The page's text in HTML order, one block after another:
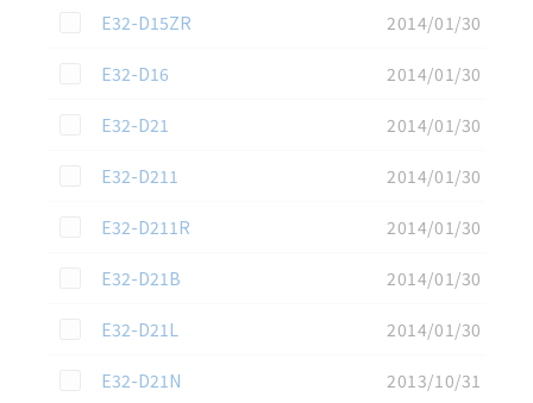
この資料を選択
E32-D15ZR
2014/01/30
この資料を選択
E32-D16
2014/01/30
この資料を選択
E32-D21
2014/01/30
この資料を選択
E32-D211
2014/01/30
この資料を選択
E32-D211R
2014/01/30
この資料を選択
E32-D21B
2014/01/30
この資料を選択
E32-D21L
2014/01/30
この資料を選択
E32-D21N
2013/10/31